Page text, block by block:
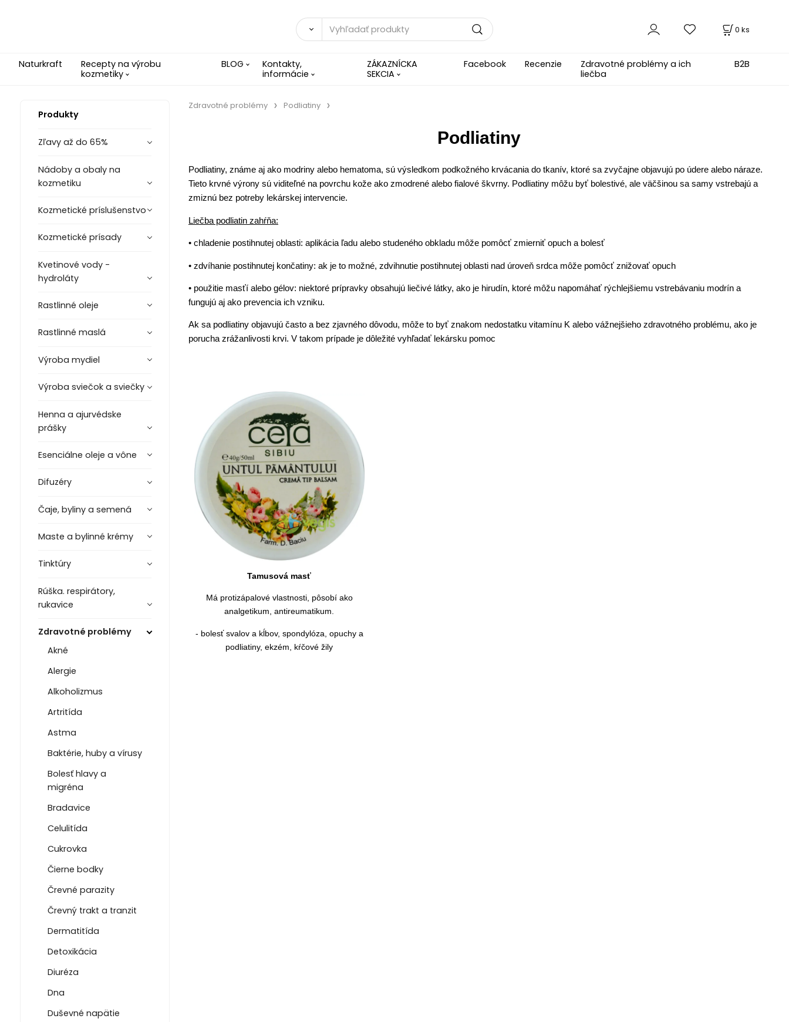
0 ks
Naturkraft
Recepty na výrobu
kozmetiky
BLOG
Kontakty,
informácie
ZÁKAZNÍCKA
SEKCIA
Facebook Recenzie
Zdravotné problémy a ich
liečba
B2B
Produkty
Zľavy až do 65%
Nádoby a obaly na
kozmetiku
Kozmetické príslušenstvo
Kozmetické prísady
Kvetinové vody -
hydroláty
Rastlinné oleje
Rastlinné maslá
Výroba mydiel
Výroba sviečok a sviečky
Henna a ajurvédske
prášky
Esenciálne oleje a vône
Difuzéry
Čaje, byliny a semená
Maste a bylinné krémy
Tinktúry
Rúška. respirátory,
rukavice
Zdravotné problémy
Akné
Alergie
Alkoholizmus
Artritída
Astma
Baktérie, huby a vírusy
Bolesť hlavy a
migréna
Bradavice
Celulitída
Cukrovka
Čierne bodky
Črevné parazity
Črevný trakt a tranzit
Dermatitída
Detoxikácia
Diuréza
Dna
Duševné napätie
Zdravotné problémy Podliatiny
Podliatiny
Podliatiny, známe aj ako modriny alebo hematoma, sú výsledkom podkožného krvácania do tkanív, ktoré sa zvyčajne objavujú po údere alebo náraze.
Tieto krvné výrony sú viditeľné na povrchu kože ako zmodrené alebo fialové škvrny. Podliatiny môžu byť bolestivé, ale väčšinou sa samy vstrebajú a
zmiznú bez potreby lekárskej intervencie.
Liečba podliatin zahŕňa:
• chladenie postihnutej oblasti: aplikácia ľadu alebo studeného obkladu môže pomôcť zmierniť opuch a bolesť
• zdvíhanie postihnutej končatiny: ak je to možné, zdvihnutie postihnutej oblasti nad úroveň srdca môže pomôcť znižovať opuch
• použitie masťí alebo gélov: niektoré prípravky obsahujú liečivé látky, ako je hirudín, ktoré môžu napomáhať rýchlejšiemu vstrebávaniu modrín a
fungujú aj ako prevencia ich vzniku.
Ak sa podliatiny objavujú často a bez zjavného dôvodu, môže to byť znakom nedostatku vitamínu K alebo vážnejšieho zdravotného problému, ako je
porucha zrážanlivosti krvi. V takom prípade je dôležité vyhľadať lekársku pomoc
Tamusová masť
Má protizápalové vlastnosti, pôsobí ako
analgetikum, antireumatikum.
- bolesť svalov a kĺbov, spondylóza, opuchy a
podliatiny, ekzém, kŕčové žily